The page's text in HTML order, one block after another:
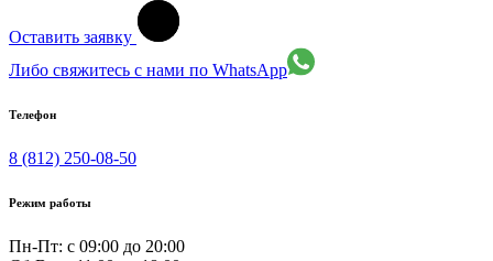
Оставить заявку
Либо свяжитесь с нами по WhatsApp
Телефон
8 (812) 250-08-50
Режим работы
Пн-Пт: с 09:00 до 20:00